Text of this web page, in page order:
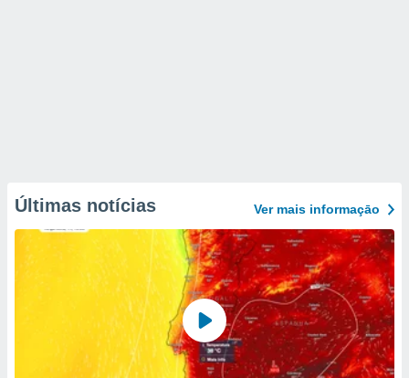
Últimas notícias Ver mais informaçāo